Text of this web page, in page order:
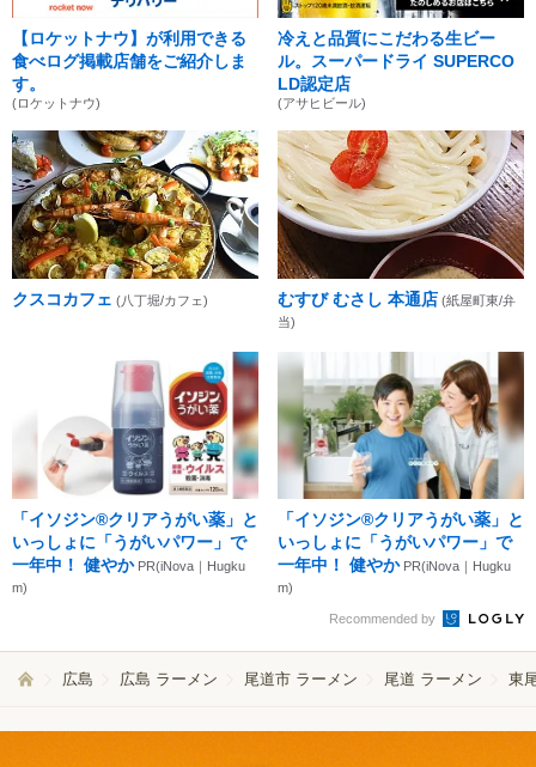
【ロケットナウ】が利用できる
食べログ掲載店舗をご紹介しま
す。
(ロケットナウ)
冷えと品質にこだわる生ビー
ル。スーパードライ SUPERCO
LD認定店
(アサヒビール)
クスコカフェ (八丁堀/カフェ) むすび むさし 本通店 (紙屋町東/弁
当)
「イソジン®クリアうがい薬」と
いっしょに「うがいパワー」で
一年中！ 健やか PR(iNova｜Hugku
m)
「イソジン®クリアうがい薬」と
いっしょに「うがいパワー」で
一年中！ 健やか PR(iNova｜Hugku
m)
Recommended by
広島 広島 ラーメン 尾道市 ラーメン 尾道 ラーメン 東